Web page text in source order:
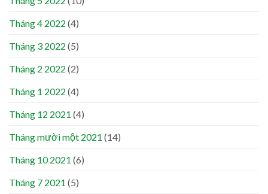
Tháng 4 2022 (4)
Tháng 3 2022 (5)
Tháng 2 2022 (2)
Tháng 1 2022 (4)
Tháng 12 2021 (4)
Tháng mười một 2021 (14)
Tháng 10 2021 (6)
Tháng 7 2021 (5)